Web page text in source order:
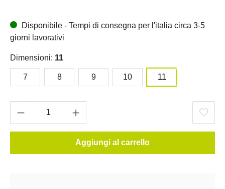
Disponibile - Tempi di consegna per l'italia circa 3-5
giorni lavorativi
Dimensioni: 11
7 8 9 10 11
Aggiungi al carrello